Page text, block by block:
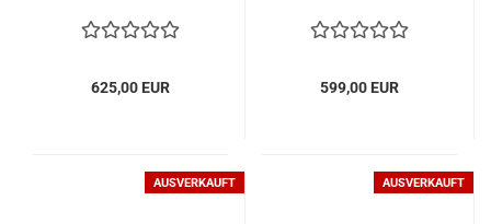
625,00 EUR 599,00 EUR
AUSVERKAUFT AUSVERKAUFT